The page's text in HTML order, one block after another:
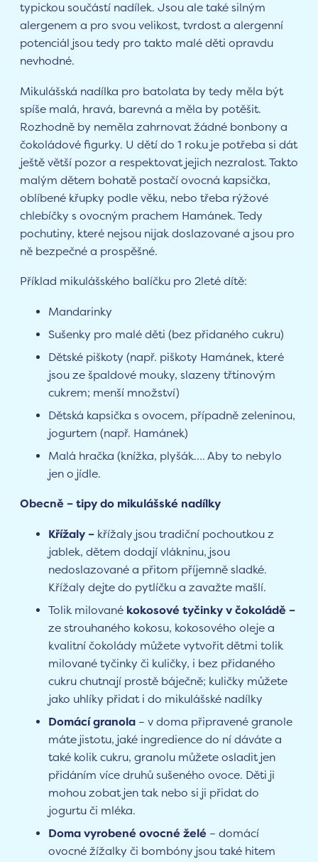
typickou součástí nadílek. Jsou ale také silným
alergenem a pro svou velikost, tvrdost a alergenní
potenciál jsou tedy pro takto malé děti opravdu
nevhodné.
Mikulášská nadílka pro batolata by tedy měla být
spíše malá, hravá, barevná a měla by potěšit.
Rozhodně by neměla zahrnovat žádné bonbony a
čokoládové figurky. U dětí do 1 roku je potřeba si dát
ještě větší pozor a respektovat jejich nezralost. Takto
malým dětem bohatě postačí ovocná kapsička,
oblíbené křupky podle věku, nebo třeba rýžové
chlebíčky s ovocným prachem Hamánek. Tedy
pochutiny, které nejsou nijak doslazované a jsou pro
ně bezpečné a prospěšné.
Příklad mikulášského balíčku pro 2leté dítě:
Mandarinky
Sušenky pro malé děti (bez přidaného cukru)
Dětské piškoty (např. piškoty Hamánek, které
jsou ze špaldové mouky, slazeny třtinovým
cukrem; menší množství)
Dětská kapsička s ovocem, případně zeleninou,
jogurtem (např. Hamánek)
Malá hračka (knížka, plyšák…. Aby to nebylo
jen o jídle.
Obecně – tipy do mikulášské nadílky
Křížaly – křížaly jsou tradiční pochoutkou z
jablek, dětem dodají vlákninu, jsou
nedoslazované a přitom příjemně sladké.
Křížaly dejte do pytlíčku a zavažte mašlí.
Tolik milované kokosové tyčinky v čokoládě –
ze strouhaného kokosu, kokosového oleje a
kvalitní čokolády můžete vytvořit dětmi tolik
milované tyčinky či kuličky, i bez přidaného
cukru chutnají prostě báječně; kuličky můžete
jako uhlíky přidat i do mikulášské nadílky
Domácí granola – v doma připravené granole
máte jistotu, jaké ingredience do ní dáváte a
také kolik cukru, granolu můžete osladit jen
přidáním více druhů sušeného ovoce. Děti ji
mohou zobat jen tak nebo si ji přidat do
jogurtu či mléka.
Doma vyrobené ovocné želé – domácí
ovocné žížalky či bombóny jsou také hitem